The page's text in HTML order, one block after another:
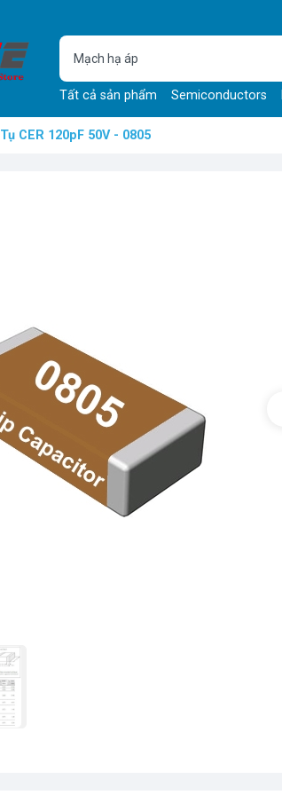
Tất cả sản phẩm Semiconductors
Tụ CER 120pF 50V - 0805